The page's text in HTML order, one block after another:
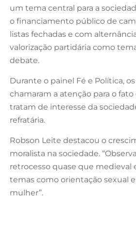
um tema central para a
o financiamento público de
listas fechadas e com
valorização partidária como
debate.
Durante o painel Fé e Política,
chamaram a atenção para o
tratam de interesse da
refratária.
Robson Leite destacou o
moralista na sociedade.
retrocesso quase que medieval
temas como orientação sexual
mulher”.